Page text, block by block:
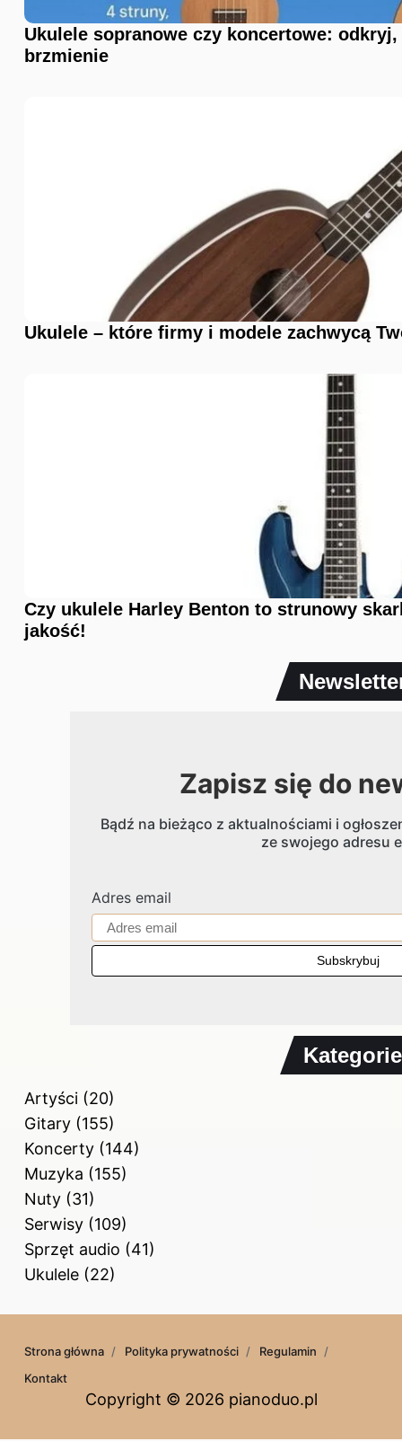
Ukulele sopranowe czy koncertowe:
brzmienie
Ukulele – które firmy i modele zachwycą
Czy ukulele Harley Benton to strunowy
jakość!
Zapisz się do
Bądź na bieżąco z aktualnościami i
ze swojego adresu
Adres email
Kategorie
Artyści (20)
Gitary (155)
Koncerty (144)
Muzyka (155)
Nuty (31)
Serwisy (109)
Sprzęt audio (41)
Ukulele (22)
Copyright © 2026 pianoduo.pl
Strona główna Polityka prywatności
Regulamin
Kontakt